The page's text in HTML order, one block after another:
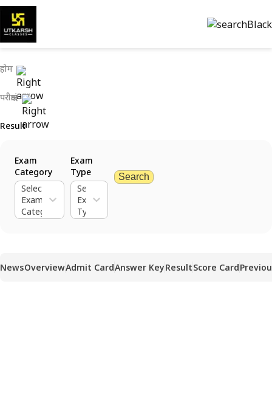
होम
परीक्षाएं
Result
Exam
Category
Select
Exam
Category
Exam
Type
Select
Exam
Type
Search
NewsOverviewAdmit CardAnswer KeyResultScore Card